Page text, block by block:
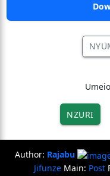
NZURI
Author: Rajabu
Jifunze Main: Post